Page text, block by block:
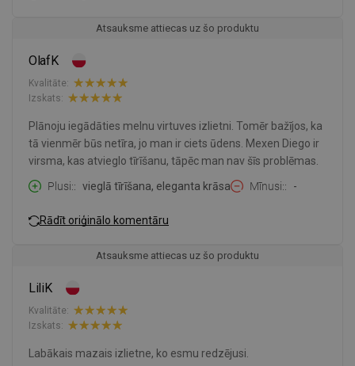
Atsauksme attiecas uz šo produktu
OlafK
Kvalitāte:
Izskats:
Plānoju iegādāties melnu virtuves izlietni. Tomēr bažījos, ka
tā vienmēr būs netīra, jo man ir ciets ūdens. Mexen Diego ir
virsma, kas atvieglo tīrīšanu, tāpēc man nav šīs problēmas.
Plusi:
vieglā tīrīšana, eleganta krāsa Mīnusi: -
Rādīt oriģinālo komentāru
Atsauksme attiecas uz šo produktu
LiliK
Kvalitāte:
Izskats:
Labākais mazais izlietne, ko esmu redzējusi.